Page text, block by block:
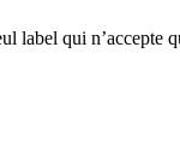
label qui n’accepte